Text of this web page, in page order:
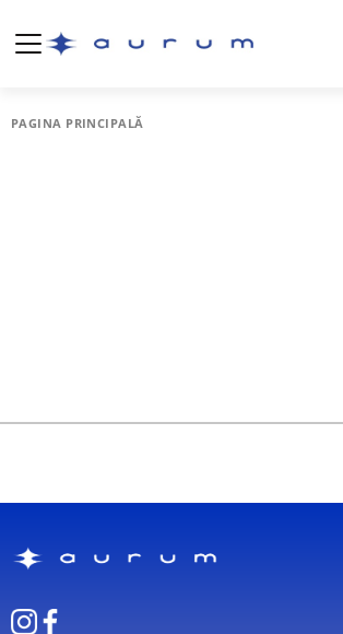
PAGINA PRINCIPALĂ